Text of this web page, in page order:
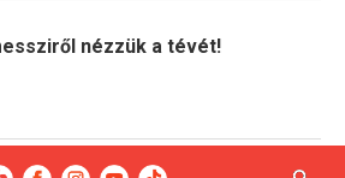
nézzük a tévét!